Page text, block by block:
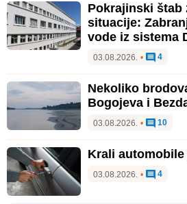
Pokrajinski štab
situacije:
vode iz sistema
03.08.2026. • 4
Nekoliko
Bogojeva i
03.08.2026. • 10
Krali
03.08.2026. • 4